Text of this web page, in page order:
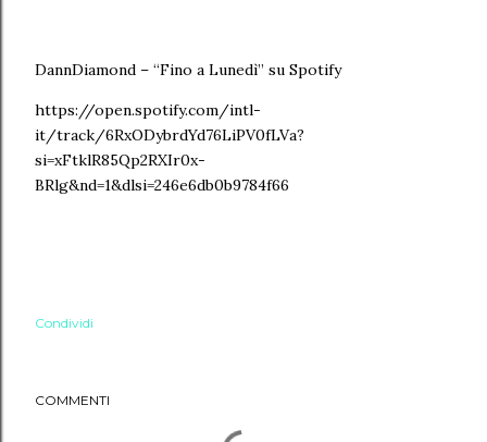
DannDiamond – “Fino a Lunedì” su Spotify
https://open.spotify.com/intl-
it/track/6RxODybrdYd76LiPV0fLVa?
si=xFtklR85Qp2RXIr0x-
BRlg&nd=1&dlsi=246e6db0b9784f66
Condividi
COMMENTI